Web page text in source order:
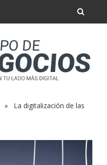
» La digitalización de las